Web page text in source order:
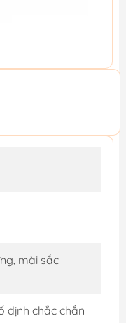
mài sắc
định chắc chắn